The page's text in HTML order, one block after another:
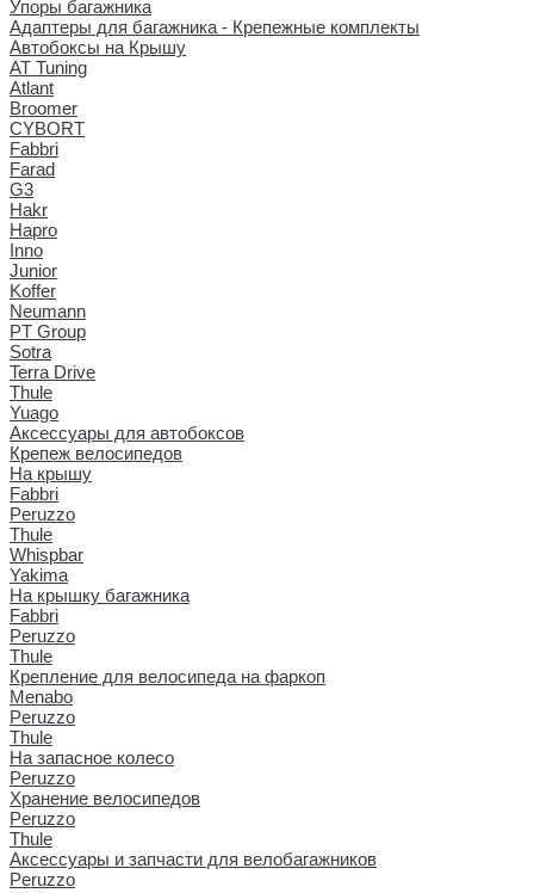
Упоры багажника
Адаптеры для багажника - Крепежные комплекты
Автобоксы на Крышу
AT Tuning
Atlant
Broomer
CYBORT
Fabbri
Farad
G3
Hakr
Hapro
Inno
Junior
Koffer
Neumann
PT Group
Sotra
Terra Drive
Thule
Yuago
Аксессуары для автобоксов
Крепеж велосипедов
На крышу
Fabbri
Peruzzo
Thule
Whispbar
Yakima
На крышку багажника
Fabbri
Peruzzo
Thule
Крепление для велосипеда на фаркоп
Menabo
Peruzzo
Thule
На запасное колесо
Peruzzo
Хранение велосипедов
Peruzzo
Thule
Аксессуары и запчасти для велобагажников
Peruzzo